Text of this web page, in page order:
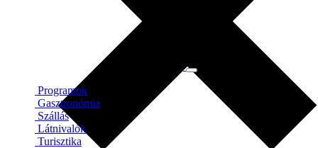
Programok
Gasztronómia
Szállás
Látnivalók
Turisztika